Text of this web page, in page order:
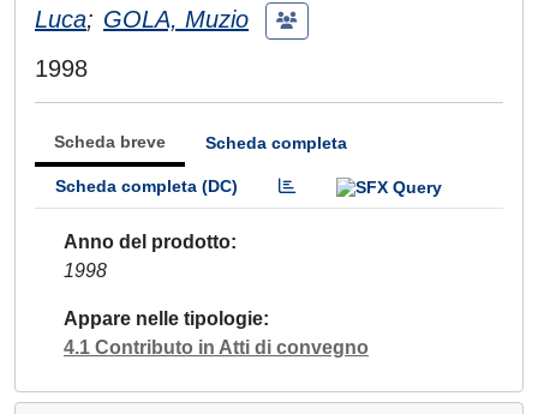
Luca; GOLA, Muzio
1998
Scheda breve Scheda completa
Scheda completa (DC)
Anno del prodotto
1998
Appare nelle tipologie
4.1 Contributo in Atti di convegno